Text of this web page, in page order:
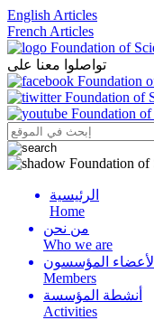
English Articles
French Articles
تواصلوا معنا على
Menu
الرئيسية
Home
من نحن
Who we are
الأعضاء المؤسسون
Members
أنشطة المؤسسة
Activities